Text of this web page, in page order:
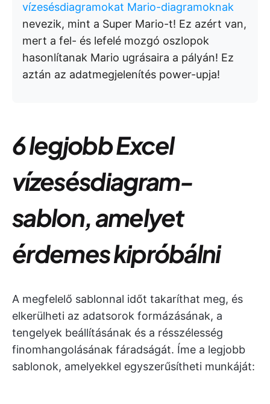
vízesésdiagramokat Mario-diagramoknak
nevezik, mint a Super Mario-t! Ez azért van,
mert a fel- és lefelé mozgó oszlopok
hasonlítanak Mario ugrásaira a pályán! Ez
aztán az adatmegjelenítés power-upja!
6 legjobb Excel
vízesésdiagram-
sablon, amelyet
érdemes kipróbálni
A megfelelő sablonnal időt takaríthat meg, és
elkerülheti az adatsorok formázásának, a
tengelyek beállításának és a résszélesség
finomhangolásának fáradságát. Íme a legjobb
sablonok, amelyekkel egyszerűsítheti munkáját: